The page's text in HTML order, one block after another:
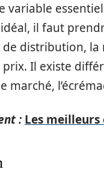
variable
il faut
distribution, la
prix. Il existe
marché,
: Les